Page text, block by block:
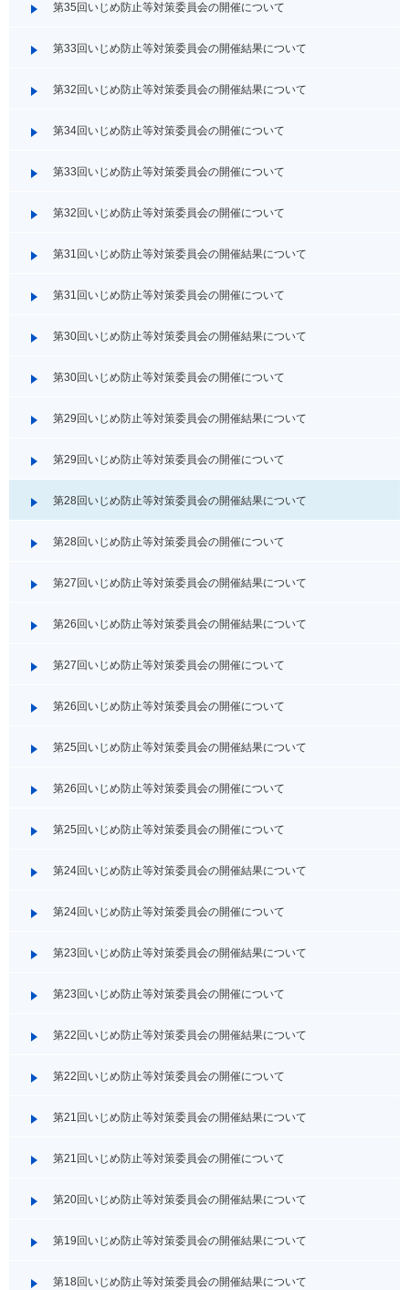
第35回いじめ防止等対策委員会の開催について
第33回いじめ防止等対策委員会の開催結果について
第32回いじめ防止等対策委員会の開催結果について
第34回いじめ防止等対策委員会の開催について
第33回いじめ防止等対策委員会の開催について
第32回いじめ防止等対策委員会の開催について
第31回いじめ防止等対策委員会の開催結果について
第31回いじめ防止等対策委員会の開催について
第30回いじめ防止等対策委員会の開催結果について
第30回いじめ防止等対策委員会の開催について
第29回いじめ防止等対策委員会の開催結果について
第29回いじめ防止等対策委員会の開催について
第28回いじめ防止等対策委員会の開催結果について
第28回いじめ防止等対策委員会の開催について
第27回いじめ防止等対策委員会の開催結果について
第26回いじめ防止等対策委員会の開催結果について
第27回いじめ防止等対策委員会の開催について
第26回いじめ防止等対策委員会の開催について
第25回いじめ防止等対策委員会の開催結果について
第26回いじめ防止等対策委員会の開催について
第25回いじめ防止等対策委員会の開催について
第24回いじめ防止等対策委員会の開催結果について
第24回いじめ防止等対策委員会の開催について
第23回いじめ防止等対策委員会の開催結果について
第23回いじめ防止等対策委員会の開催について
第22回いじめ防止等対策委員会の開催結果について
第22回いじめ防止等対策委員会の開催について
第21回いじめ防止等対策委員会の開催結果について
第21回いじめ防止等対策委員会の開催について
第20回いじめ防止等対策委員会の開催結果について
第19回いじめ防止等対策委員会の開催結果について
第18回いじめ防止等対策委員会の開催結果について